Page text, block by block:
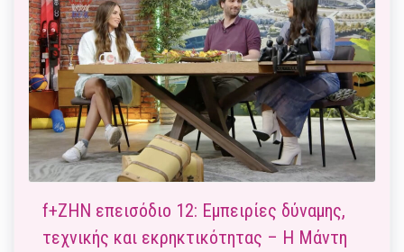
f+ΖΗΝ επεισόδιο 12: Εμπειρίες δύναμης,
τεχνικής και εκρηκτικότητας – Η Μάντη